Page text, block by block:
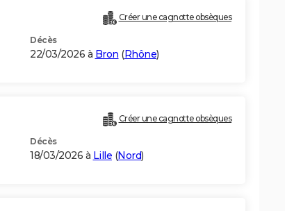
Créer une cagnotte obsèques
Décès
22/03/2026 à Bron (Rhône)
Créer une cagnotte obsèques
Décès
18/03/2026 à Lille (Nord)